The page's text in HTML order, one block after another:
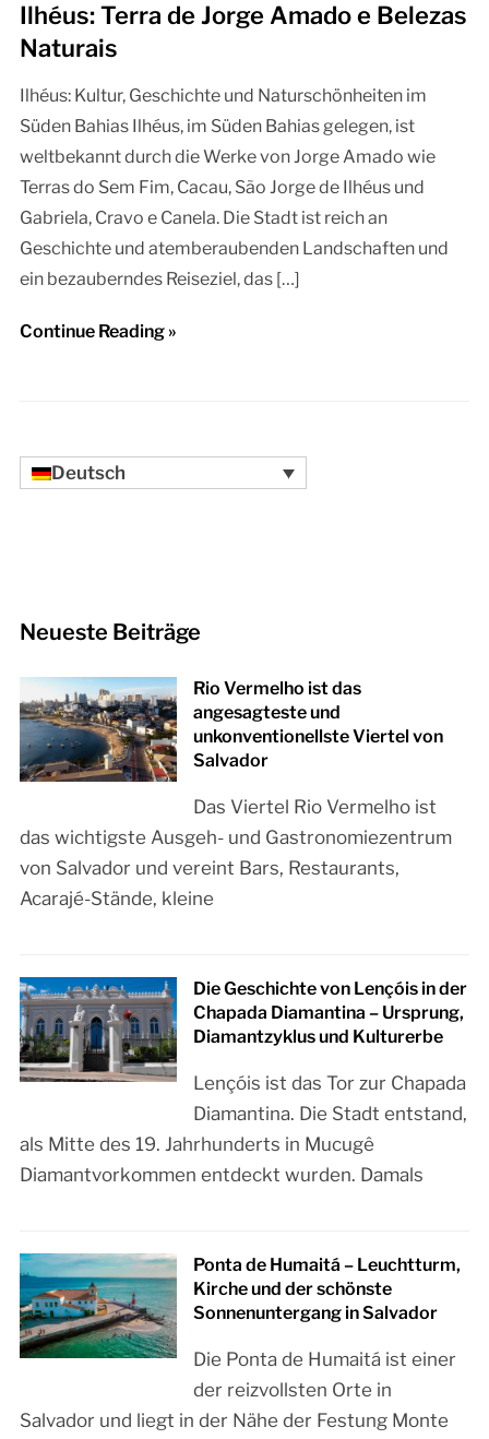
Ilhéus: Terra de Jorge Amado e Belezas
Naturais
Ilhéus: Kultur, Geschichte und Naturschönheiten im
Süden Bahias Ilhéus, im Süden Bahias gelegen, ist
weltbekannt durch die Werke von Jorge Amado wie
Terras do Sem Fim, Cacau, São Jorge de Ilhéus und
Gabriela, Cravo e Canela. Die Stadt ist reich an
Geschichte und atemberaubenden Landschaften und
ein bezauberndes Reiseziel, das […]
Continue Reading »
Deutsch
Neueste Beiträge
Rio Vermelho ist das
angesagteste und
unkonventionellste Viertel von
Salvador
Das Viertel Rio Vermelho ist
das wichtigste Ausgeh- und Gastronomiezentrum
von Salvador und vereint Bars, Restaurants,
Acarajé-Stände, kleine
Die Geschichte von Lençóis in der
Chapada Diamantina – Ursprung,
Diamantzyklus und Kulturerbe
Lençóis ist das Tor zur Chapada
Diamantina. Die Stadt entstand,
als Mitte des 19. Jahrhunderts in Mucugê
Diamantvorkommen entdeckt wurden. Damals
Ponta de Humaitá – Leuchtturm,
Kirche und der schönste
Sonnenuntergang in Salvador
Die Ponta de Humaitá ist einer
der reizvollsten Orte in
Salvador und liegt in der Nähe der Festung Monte